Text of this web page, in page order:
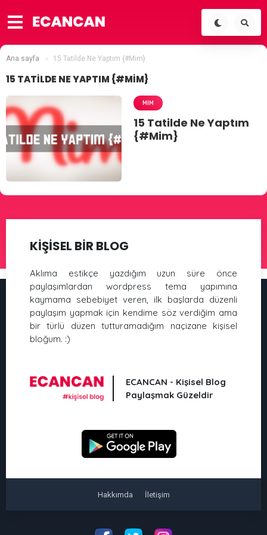
Ana sayfa 15 Tatilde Ne Yaptım {#Mim}
15 TATILDE NE YAPTIM {#MIM}
MIM
15 Tatilde Ne Yaptım
{#Mim}
KİŞİSEL BİR BLOG
Aklıma estikçe yazdığım uzun süre önce
paylaşımlardan wordpress tema yapımına
kaymama sebebiyet veren, ilk başlarda düzenli
paylaşım yapmak için kendime söz verdiğim ama
bir türlü düzen tutturamadığım naçizane kişisel
bloğum. :)
ECANCAN - Kişisel Blog
Paylaşmak Güzeldir
Hakkımda İletişim